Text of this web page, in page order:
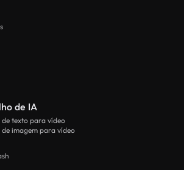
de IA
de texto para vídeo
imagem para vídeo